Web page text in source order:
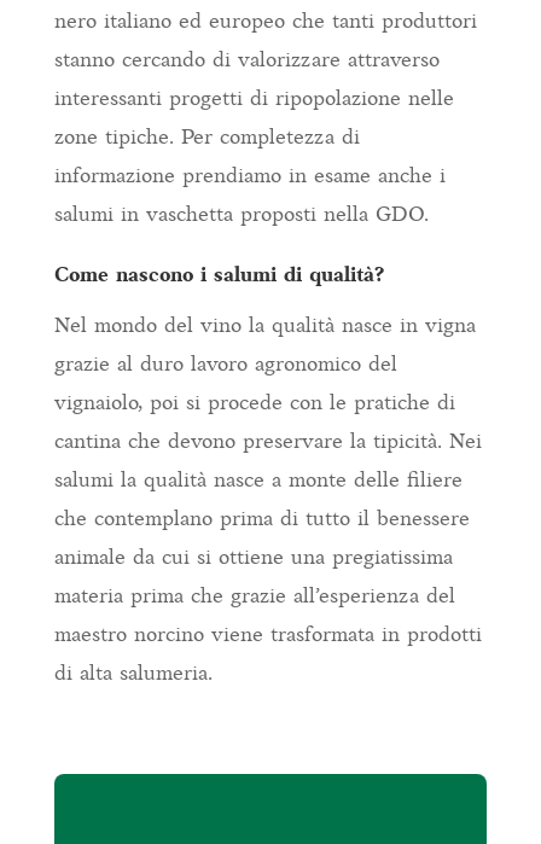
nero italiano ed europeo che tanti produttori
stanno cercando di valorizzare attraverso
interessanti progetti di ripopolazione nelle
zone tipiche. Per completezza di
informazione prendiamo in esame anche i
salumi in vaschetta proposti nella GDO.
Come nascono i salumi di qualità?
Nel mondo del vino la qualità nasce in vigna
grazie al duro lavoro agronomico del
vignaiolo, poi si procede con le pratiche di
cantina che devono preservare la tipicità. Nei
salumi la qualità nasce a monte delle filiere
che contemplano prima di tutto il benessere
animale da cui si ottiene una pregiatissima
materia prima che grazie all’esperienza del
maestro norcino viene trasformata in prodotti
di alta salumeria.